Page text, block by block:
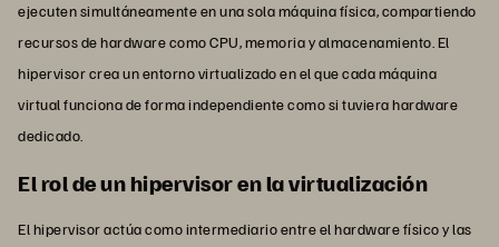
ejecuten simultáneamente en una sola máquina física, compartiendo
recursos de hardware como CPU, memoria y almacenamiento. El
hipervisor crea un entorno virtualizado en el que cada máquina
virtual funciona de forma independiente como si tuviera hardware
dedicado.
El rol de un hipervisor en la virtualización
El hipervisor actúa como intermediario entre el hardware físico y las